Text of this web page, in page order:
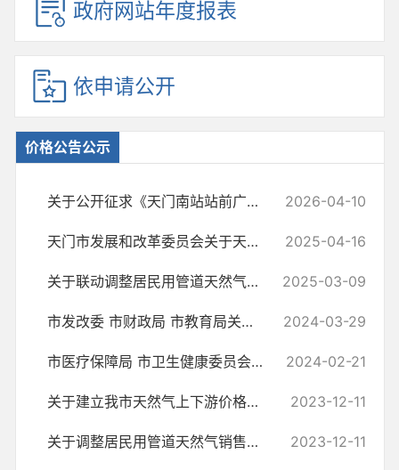
政府网站年度报表
依申请公开
价格公告公示
关于公开征求《天门南站站前广场机动车停放服务试行收费标准（征求意见... 2026-04-10
天门市发展和改革委员会关于天门市第一人民医院停车场机动车收费有关问... 2025-04-16
关于联动调整居民用管道天然气销售价格的通知 2025-03-09
市发改委 市财政局 市教育局关于我市义务教育学校课后服务收费标准及... 2024-03-29
市医疗保障局 市卫生健康委员会关于肺弥散功能检查等部分医疗服务项目... 2024-02-21
关于建立我市天然气上下游价格联动机制的通知 2023-12-11
关于调整居民用管道天然气销售价格的通知 2023-12-11